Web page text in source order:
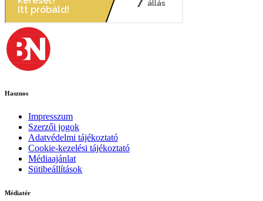
Hasznos
Impresszum
Szerzői jogok
Adatvédelmi tájékoztató
Cookie-kezelési tájékoztató
Médiaajánlat
Sütibeállítások
Médiatér